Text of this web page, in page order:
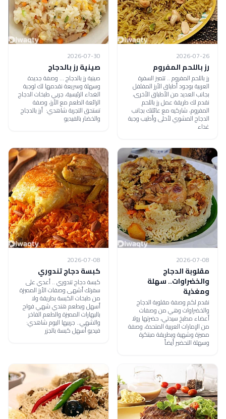
2026-07-26
رز باللحم المفروم
رز باللحم المفروم .. تتميز السفرة
العربية بوجود أطباق الأرز المفلفل
بجانب العديد من الأطباق الأخرى،
نقدم لك طريقة عمل رز باللحم
المفروم، شاركيه مع عائلتك بجانب
الدجاج المشوي لأحلى وأطيب وجبة
غداء
2026-07-30
صينية رز بالدجاج
صينية رز بالدجاج ... وصفة جديدة
وسهلة وسريعة نقدمها لك لوجبة
الغداء الرئيسية، جربي طبخات الدجاج
الرائعة الطعم مع الأرز، وصفة
تستحق التجربة شاهدي: أرز بالدجاج
والخضار بالفيديو
2026-07-08
مقلوبة الدجاج
والخضراوات.. سهلة
ومغذية
نقدم لكم وصفة مقلوبة الدجاج
والخضراوات وهي من وصفات
أعضاء مطبخ سيدتي، حضرتها رولا
من الإمارات العربية المتحدة، وصفة
مميزة وشهية وبطريقة مبتكرة
وسهلة التحضير أيضاً
2026-07-08
كبسة دجاج تندوري
كبسة دجاج تندوري .. أعدي على
سفرتك أشهى وصفات الأرز المميزة
من طبخات الكبسة بطريقة ولا
أسهل وبطعم هندي شهي فواح
بالبهارات المميزة والطعم الفاخر
والشهي.. جربيها اليوم شاهدي:
فيديو أسهل كبسة بالجزر